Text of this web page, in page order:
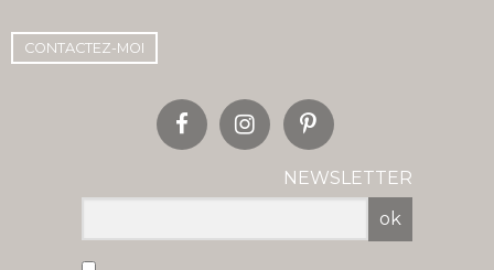
CONTACTEZ-MOI
NEWSLETTER
ok